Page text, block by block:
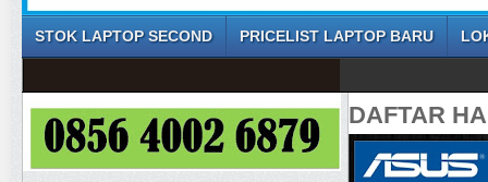
STOK LAPTOP SECOND PRICELIST LAPTOP BARU
DAFTAR